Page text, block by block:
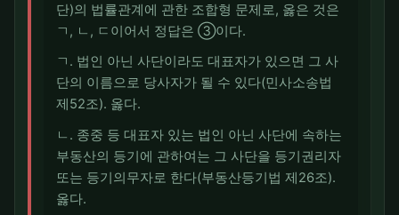
단)의 법률관계에 관한 조합형 문제로, 옳은 것은
ㄱ, ㄴ, ㄷ이어서 정답은 ③이다.
ㄱ. 법인 아닌 사단이라도 대표자가 있으면 그 사
단의 이름으로 당사자가 될 수 있다(민사소송법
제52조). 옳다.
ㄴ. 종중 등 대표자 있는 법인 아닌 사단에 속하는
부동산의 등기에 관하여는 그 사단을 등기권리자
또는 등기의무자로 한다(부동산등기법 제26조).
옳다.